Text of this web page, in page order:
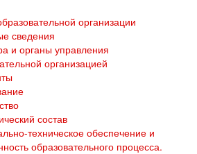
организации
сведения
и органы управления
организацией
состав
техническое обеспечение и
образовательного процесса.